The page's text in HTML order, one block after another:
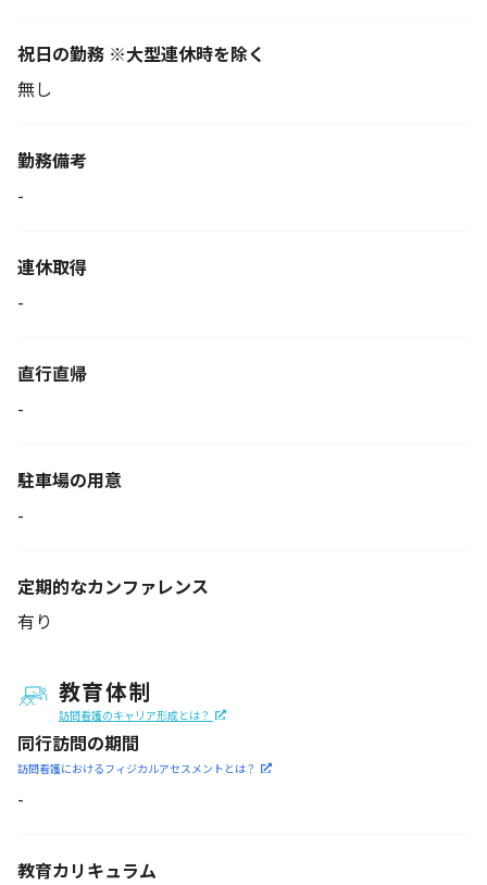
祝日の勤務 ※大型連休時を除く
無し
勤務備考
-
連休取得
-
直行直帰
-
駐車場の用意
-
定期的なカンファレンス
有り
教育体制
訪問看護のキャリア形成とは？
同行訪問の期間
訪問看護におけるフィジカルアセスメントとは？
-
教育カリキュラム